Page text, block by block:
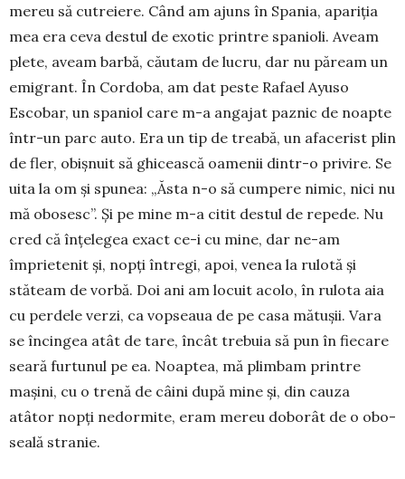
mereu să cutreiere. Când am ajuns în Spania, apariția
mea era ceva destul de exotic prin­tre spanioli. Aveam
plete, aveam barbă, căutam de lucru, dar nu păream un
emigrant. În Cordoba, am dat peste Rafael Ayuso
Escobar, un spaniol care m-a angajat paznic de noapte
într-un parc auto. Era un tip de treabă, un afacerist plin
de fler, obișnuit să ghicească oamenii dintr-o privire. Se
uita la om și spunea: „Ăsta n-o să cumpere ni­mic, nici nu
mă obosesc”. Și pe mine m-a citit destul de repede. Nu
cred că înțe­le­gea exact ce-i cu mine, dar ne-am
împrie­te­nit și, nopți întregi, apoi, venea la rulotă și
stăteam de vorbă. Doi ani am locuit acolo, în rulota aia
cu perdele verzi, ca vop­seaua de pe casa mătușii. Vara
se în­cingea atât de tare, încât trebuia să pun în fiecare
seară furtunul pe ea. Noaptea, mă plimbam printre
mașini, cu o trenă de câini după mine și, din cauza
atâtor nopți nedormite, eram mereu doborât de o obo­
seală stranie.